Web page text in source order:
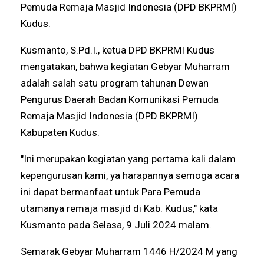
Pemuda Remaja Masjid Indonesia (DPD BKPRMI)
Kudus.
Kusmanto, S.Pd.I., ketua DPD BKPRMI Kudus
mengatakan, bahwa kegiatan Gebyar Muharram
adalah salah satu program tahunan Dewan
Pengurus Daerah Badan Komunikasi Pemuda
Remaja Masjid Indonesia (DPD BKPRMI)
Kabupaten Kudus.
"Ini merupakan kegiatan yang pertama kali dalam
kepengurusan kami, ya harapannya semoga acara
ini dapat bermanfaat untuk Para Pemuda
utamanya remaja masjid di Kab. Kudus," kata
Kusmanto pada Selasa, 9 Juli 2024 malam.
Semarak Gebyar Muharram 1446 H/2024 M yang